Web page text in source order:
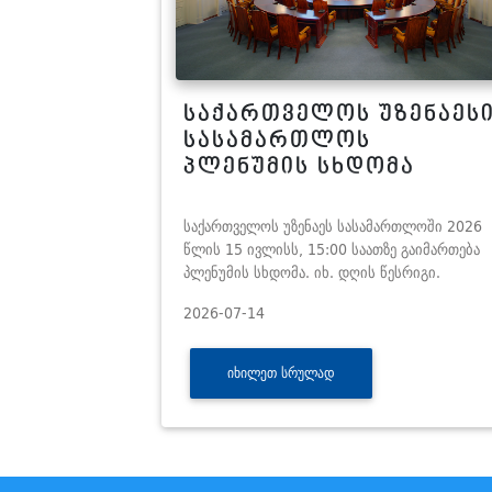
საქართველოს
სასამართლოს
პლენუმის სხდომა
საქართველოს უზენაეს სასამართლოში 2026
წლის 15 ივლისს, 15:00 საათზე გაიმართება
პლენუმის სხდომა. იხ. დღის წესრიგი.
2026-07-14
ᲘᲮᲘᲚᲔᲗ ᲡᲠᲣᲚᲐᲓ